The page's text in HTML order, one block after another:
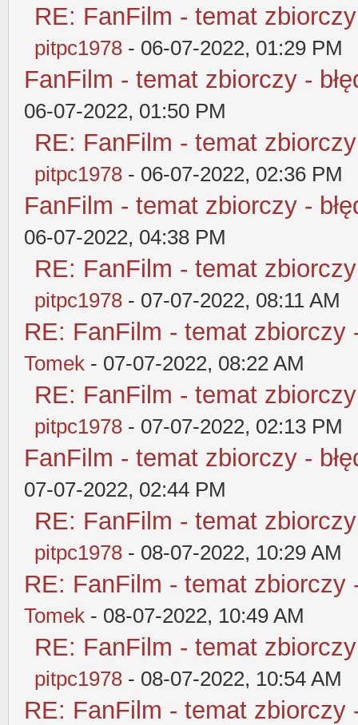
RE: FanFilm - temat
pitpc1978 - 06-07-2022, 01:29 PM
FanFilm - temat zbiorczy -
06-07-2022, 01:50 PM
RE: FanFilm - temat
pitpc1978 - 06-07-2022, 02:36 PM
FanFilm - temat zbiorczy -
06-07-2022, 04:38 PM
RE: FanFilm - temat
pitpc1978 - 07-07-2022, 08:11 AM
RE: FanFilm - temat zbiorczy
Tomek - 07-07-2022, 08:22 AM
RE: FanFilm - temat
pitpc1978 - 07-07-2022, 02:13 PM
FanFilm - temat zbiorczy -
07-07-2022, 02:44 PM
RE: FanFilm - temat
pitpc1978 - 08-07-2022, 10:29 AM
RE: FanFilm - temat zbiorczy
Tomek - 08-07-2022, 10:49 AM
RE: FanFilm - temat
pitpc1978 - 08-07-2022, 10:54 AM
RE: FanFilm - temat zbiorczy